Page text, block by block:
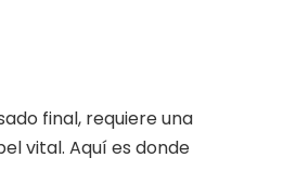
final, requiere una
vital. Aquí es donde